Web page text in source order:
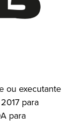
ou executante
para
para